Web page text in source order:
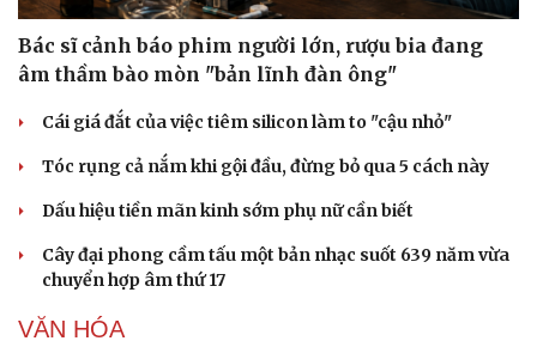
Doanh nghiệp
Doanh nghiệp 24h
Doanh nhân
Vì cộng đồng
Công nghệ
Tin Công nghệ
Bác sĩ cảnh báo phim người lớn, rượu bia đang
âm thầm bào mòn "bản lĩnh đàn ông"
Cái giá đắt của việc tiêm silicon làm to "cậu nhỏ"
Tóc rụng cả nắm khi gội đầu, đừng bỏ qua 5 cách này
Dấu hiệu tiền mãn kinh sớm phụ nữ cần biết
Cây đại phong cầm tấu một bản nhạc suốt 639 năm vừa
chuyển hợp âm thứ 17
VĂN HÓA